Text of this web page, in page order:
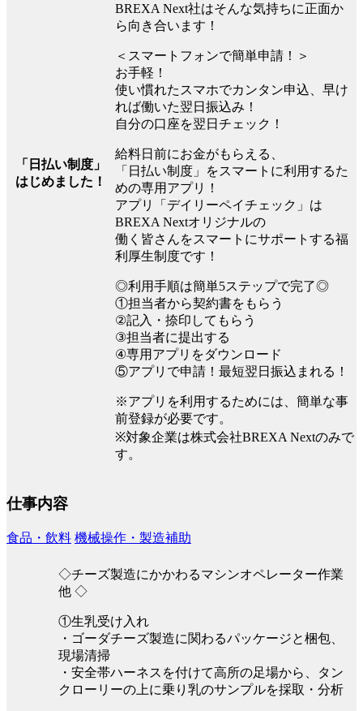
「日払い制度」
はじめました！
BREXA Next社はそんな気持ちに正面か
ら向き合います！
＜スマートフォンで簡単申請！＞
お手軽！
使い慣れたスマホでカンタン申込、早け
れば働いた翌日振込み！
自分の口座を翌日チェック！
給料日前にお金がもらえる、
「日払い制度」をスマートに利用するた
めの専用アプリ！
アプリ「デイリーペイチェック」は
BREXA Nextオリジナルの
働く皆さんをスマートにサポートする福
利厚生制度です！
◎利用手順は簡単5ステップで完了◎
①担当者から契約書をもらう
②記入・捺印してもらう
③担当者に提出する
④専用アプリをダウンロード
⑤アプリで申請！最短翌日振込まれる！
※アプリを利用するためには、簡単な事
前登録が必要です。
※対象企業は株式会社BREXA Nextのみで
す。
仕事内容
食品・飲料 機械操作・製造補助
◇チーズ製造にかかわるマシンオペレーター作業
他 ◇
①生乳受け入れ
・ゴーダチーズ製造に関わるパッケージと梱包、
現場清掃
・安全帯ハーネスを付けて高所の足場から、タン
クローリーの上に乗り乳のサンプルを採取・分析